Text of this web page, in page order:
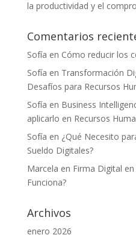
la productividad y el
Comentarios
Sofía en Cómo reducir los
Sofía en Transformación
Desafíos para Recursos
Sofía en Business
aplicarlo en Recursos
Sofía en ¿Qué Necesito
Sueldo Digitales?
Marcela en Firma Digital
Funciona?
Archivos
enero 2026